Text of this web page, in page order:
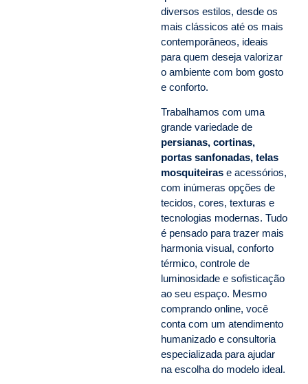
diversos estilos, desde os
mais clássicos até os mais
contemporâneos, ideais
para quem deseja valorizar
o ambiente com bom gosto
e conforto.
Trabalhamos com uma
grande variedade de
persianas, cortinas,
portas sanfonadas, telas
mosquiteiras e acessórios,
com inúmeras opções de
tecidos, cores, texturas e
tecnologias modernas. Tudo
é pensado para trazer mais
harmonia visual, conforto
térmico, controle de
luminosidade e sofisticação
ao seu espaço. Mesmo
comprando online, você
conta com um atendimento
humanizado e consultoria
especializada para ajudar
na escolha do modelo ideal.